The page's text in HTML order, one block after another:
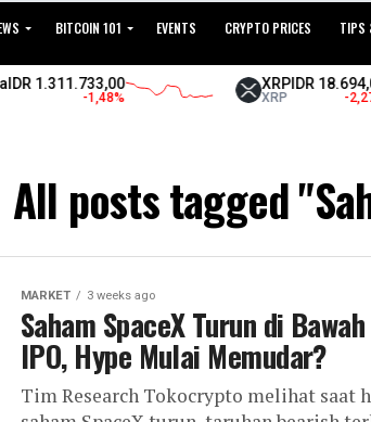
BITCOIN 101 EVENTS CRYPTO PRICES TIPS
IDR 18.694,00
XRP -2,27
All posts tagged
MARKET 3 weeks ago
Saham SpaceX Turun di
IPO, Hype Mulai Memudar?
Tim Research Tokocrypto melihat saat